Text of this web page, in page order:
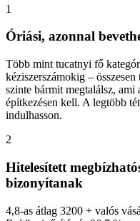
1
Óriási, azonnal
Több mint tucatnyi fő
kéziszerszámokig –
szinte bármit megtalálsz, ami
építkezésen kell. A legtöbb
indulhasson.
2
Hitelesített
bizonyítanak
4,8-as átlag 3200 + valós